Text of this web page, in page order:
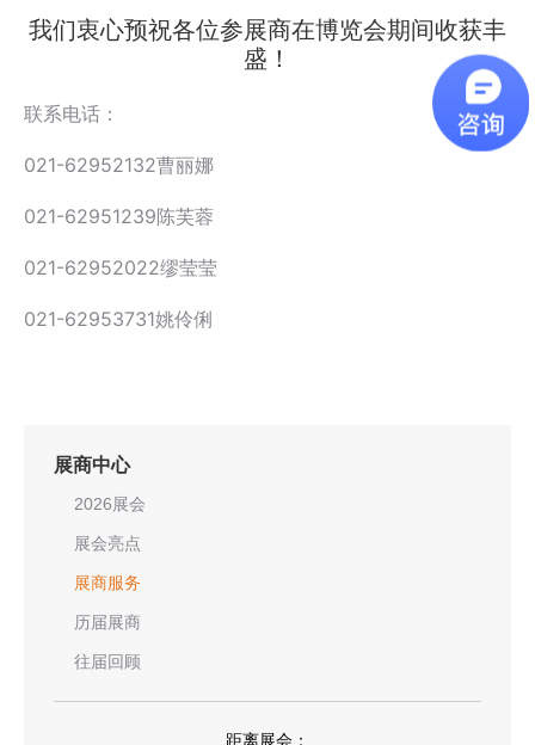
我们衷心预祝各位参展商在博览会期间收获丰
盛！
联系电话：
021-62952132曹丽娜
021-62951239陈芙蓉
021-62952022缪莹莹
021-62953731姚伶俐
展商中心
2026展会
展会亮点
展商服务
历届展商
往届回顾
距离展会：